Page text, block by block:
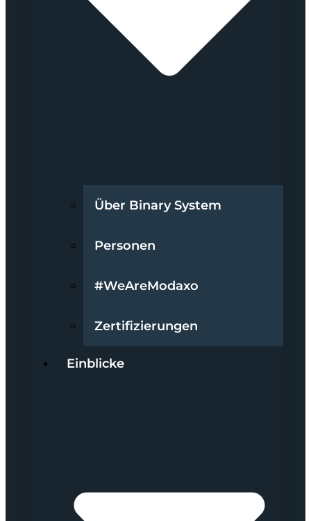
Über Binary System
Personen
#WeAreModaxo
Zertifizierungen
Einblicke